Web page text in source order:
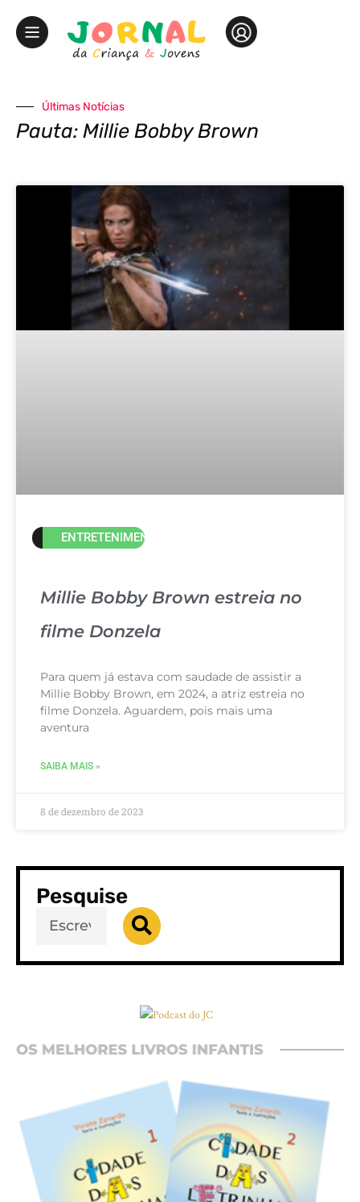
Últimas Notícias
Pauta: Millie Bobby Brown
ENTRETENIMENTO
Millie Bobby Brown estreia no
filme Donzela
Para quem já estava com saudade de assistir a
Millie Bobby Brown, em 2024, a atriz estreia no
filme Donzela. Aguardem, pois mais uma
aventura
SAIBA MAIS »
8 de dezembro de 2023
Pesquise